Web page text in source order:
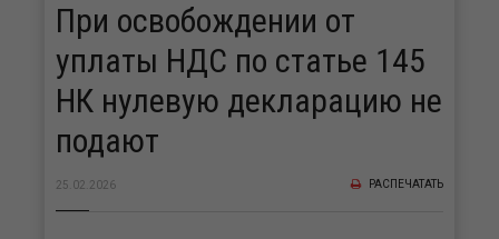
При освобождении от
уплаты НДС по статье 145
НК нулевую декларацию не
подают
25.02.2026 РАСПЕЧАТАТЬ